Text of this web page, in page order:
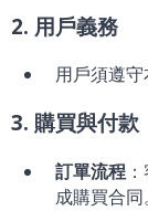
2. 用戶義務
用戶須遵守
3. 購買與付款
訂單流程
成購買合同。